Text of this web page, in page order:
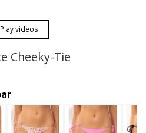
Play videos
Cheeky-Tie